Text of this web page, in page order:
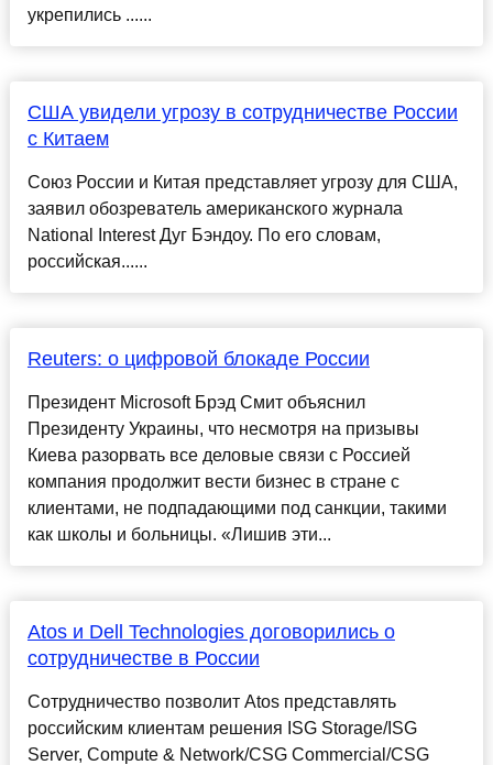
укрепились ......
США увидели угрозу в сотрудничестве России
с Китаем
Союз России и Китая представляет угрозу для США,
заявил обозреватель американского журнала
National Interest Дуг Бэндоу. По его словам,
российская......
Reuters: о цифровой блокаде России
Президент Microsoft Брэд Смит объяснил
Президенту Украины, что несмотря на призывы
Киева разорвать все деловые связи с Россией
компания продолжит вести бизнес в стране с
клиентами, не подпадающими под санкции, такими
как школы и больницы. «Лишив эти...
Atos и Dell Technologies договорились о
сотрудничестве в России
Сотрудничество позволит Atos представлять
российским клиентам решения ISG Storage/ISG
Server, Compute & Network/CSG Commercial/CSG